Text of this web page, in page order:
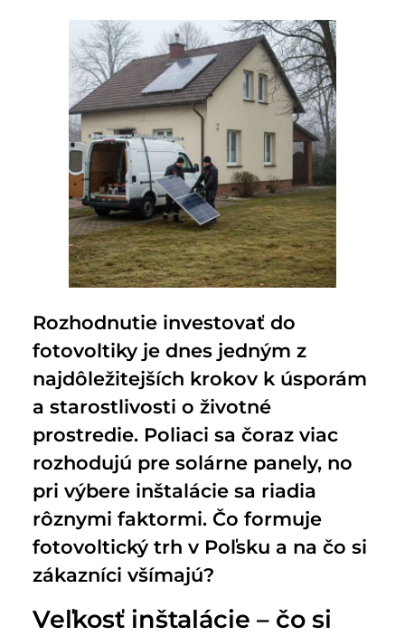
Rozhodnutie investovať do
fotovoltiky je dnes jedným z
najdôležitejších krokov k úsporám
a starostlivosti o životné
prostredie. Poliaci sa čoraz viac
rozhodujú pre solárne panely, no
pri výbere inštalácie sa riadia
rôznymi faktormi. Čo formuje
fotovoltický trh v Poľsku a na čo si
zákazníci všímajú?
Veľkosť inštalácie – čo si